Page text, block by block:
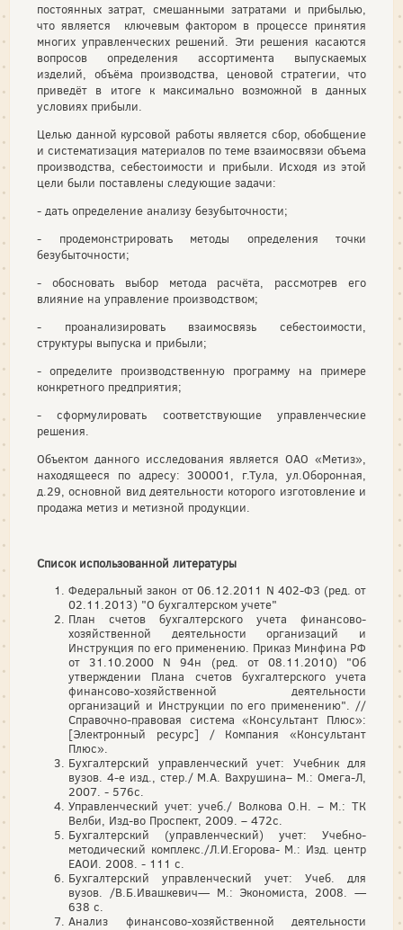
постоянных затрат, смешанными затратами и прибылью,
что является ключевым фактором в процессе принятия
многих управленческих решений. Эти решения касаются
вопросов определения ассортимента выпускаемых
изделий, объёма производства, ценовой стратегии, что
приведёт в итоге к максимально возможной в данных
условиях прибыли.
Целью данной курсовой работы является сбор, обобщение
и систематизация материалов по теме взаимосвязи объема
производства, себестоимости и прибыли. Исходя из этой
цели были поставлены следующие задачи:
- дать определение анализу безубыточности;
- продемонстрировать методы определения точки
безубыточности;
- обосновать выбор метода расчёта, рассмотрев его
влияние на управление производством;
- проанализировать взаимосвязь себестоимости,
структуры выпуска и прибыли;
- определите производственную программу на примере
конкретного предприятия;
- сформулировать соответствующие управленческие
решения.
Объектом данного исследования является ОАО «Метиз»,
находящееся по адресу: 300001, г.Тула, ул.Оборонная,
д.29, основной вид деятельности которого изготовление и
продажа метиз и метизной продукции.
Список использованной литературы
Федеральный закон от 06.12.2011 N 402-ФЗ (ред. от
02.11.2013) "О бухгалтерском учете"
План счетов бухгалтерского учета финансово-
хозяйственной деятельности организаций и
Инструкция по его применению. Приказ Минфина РФ
от 31.10.2000 N 94н (ред. от 08.11.2010) "Об
утверждении Плана счетов бухгалтерского учета
финансово-хозяйственной деятельности
организаций и Инструкции по его применению". //
Справочно-правовая система «Консультант Плюс»:
[Электронный ресурс] / Компания «Консультант
Плюс».
Бухгалтерский управленческий учет: Учебник для
вузов. 4-е изд., стер./ М.А. Вахрушина– М.: Омега-Л,
2007. - 576с.
Управленческий учет: учеб./ Волкова О.Н. – М.: ТК
Велби, Изд-во Проспект, 2009. – 472с.
Бухгалтерский (управленческий) учет: Учебно-
методический комплекс./Л.И.Егорова- М.: Изд. центр
ЕАОИ. 2008. - 111 с.
Бухгалтерский управленческий учет: Учеб. для
вузов. /В.Б.Ивашкевич— М.: Экономиста, 2008. —
638 с.
Анализ финансово-хозяйственной деятельности